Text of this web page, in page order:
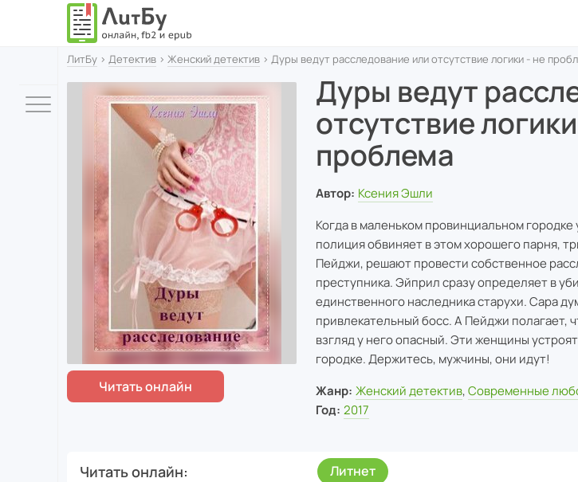
ЛитБу › Детектив › Женский детектив › Дуры ведут расследование или отсутствие логики - не
Дуры ведут
отсутствие
проблема
Автор: Ксения Эшли
Когда в маленьком провинциальном
полиция обвиняет в этом хорошего парня,
Пейджи, решают провести собственное
преступника. Эйприл сразу определяет в
единственного наследника старухи. Сара
привлекательный босс. А Пейджи полагает,
взгляд у него опасный. Эти женщины
городке. Держитесь, мужчины, они идут!
Жанр: Женский детектив,Современные
Год: 2017
Читать онлайн Литнет